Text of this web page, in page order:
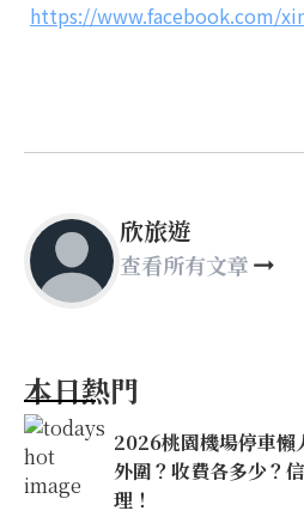
https://www.facebook.com/
欣旅遊
查看所有文章
本日熱門
2026桃園機場停車懶
外圍？收費各多少？
理！